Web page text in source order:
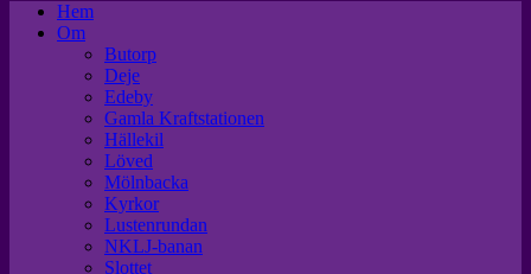
Hem
Om
Butorp
Deje
Edeby
Gamla Kraftstationen
Hällekil
Löved
Mölnbacka
Kyrkor
Lustenrundan
NKLJ-banan
Slottet